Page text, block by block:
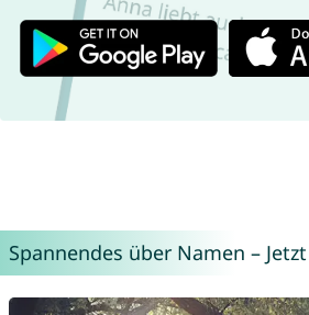
Spannendes über Namen –